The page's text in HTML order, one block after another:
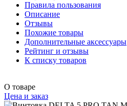
Правила пользования
Описание
Отзывы
Похожие товары
Дополнительные аксессуары
Рейтинг и отзывы
К списку товаров
О товаре
Цена и заказ